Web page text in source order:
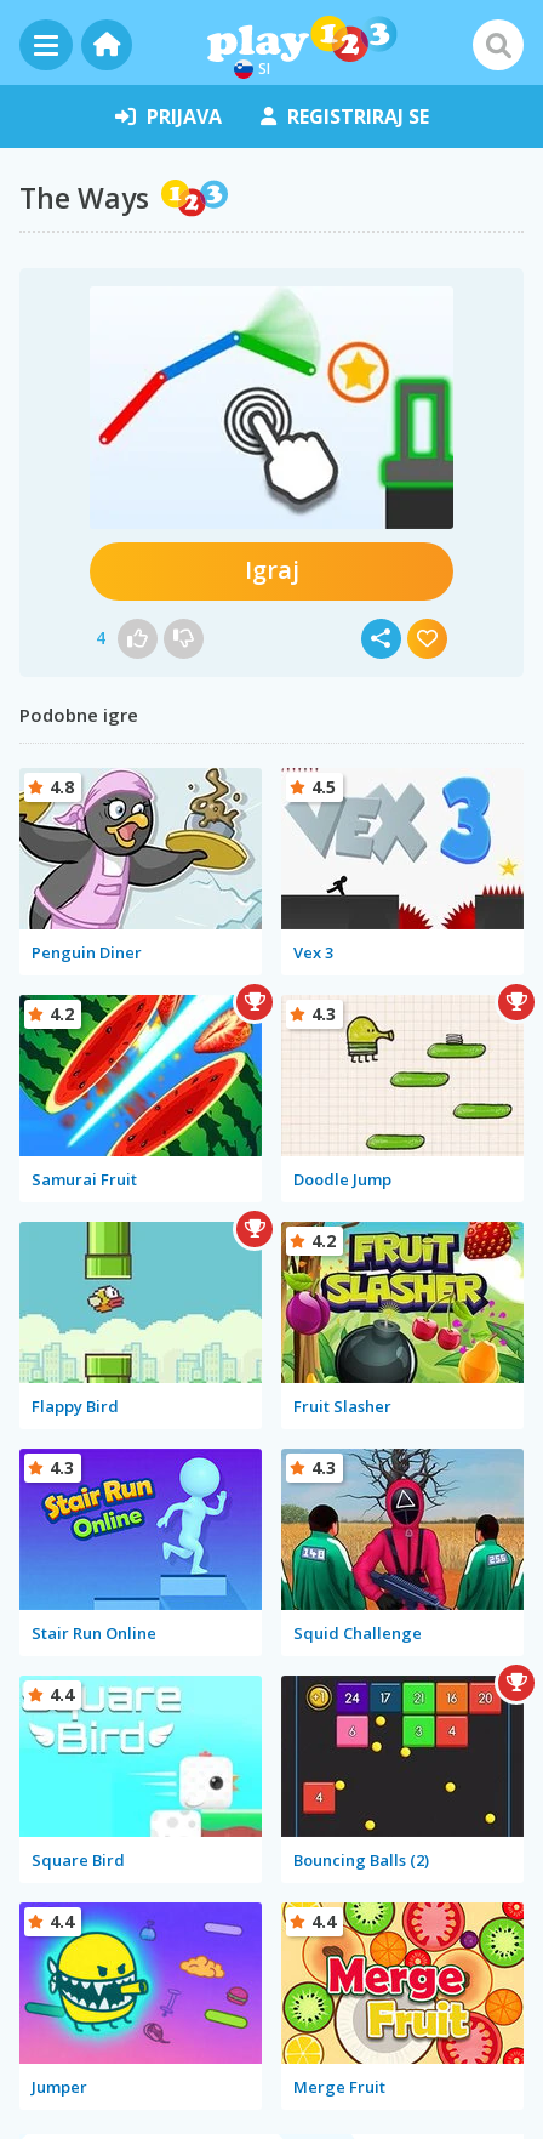
SI
PRIJAVA REGISTRIRAJ SE
The Ways
Igraj
4
Podobne igre
Penguin Diner
4.8
Vex 3
4.5
Samurai Fruit
4.2
Doodle Jump
4.3
Flappy Bird Fruit Slasher
4.2
Stair Run Online
4.3
Squid Challenge
4.3
Square Bird
4.4
Bouncing Balls (2)
Jumper
4.4
Merge Fruit
4.4